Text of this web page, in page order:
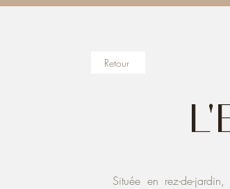
Retour
Située en rez-de-